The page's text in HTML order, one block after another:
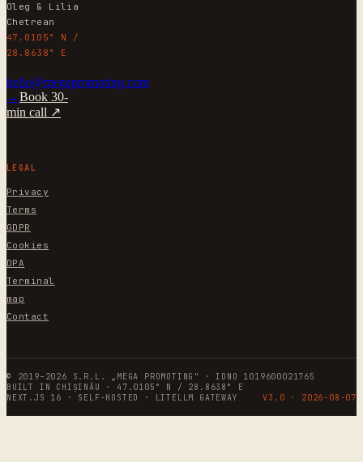
Oleg & Lilia
Chetrean
47.0105° N /
28.8638° E
hello@megapromoting.com
→Book 30-
min call ↗
LEGAL
Privacy
Terms
GDPR
Cookies
DPA
Terminal
map
Contact
© 2019–2026 S.R.L. „MEGA PROMOTING" · IDNO 1019600021765
BUILT IN CHIȘINĂU · 47.0105° N / 28.8638° E
NEXT.JS 16 · SELF-HOSTED · LITELLM GATEWAY
V3.0 · 2026-08-07